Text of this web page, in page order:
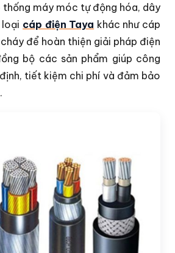
thống máy móc tự động hóa, dây
cáp điện Taya khác như cáp
để hoàn thiện giải pháp điện
bộ các sản phẩm giúp công
tiết kiệm chi phí và đảm bảo